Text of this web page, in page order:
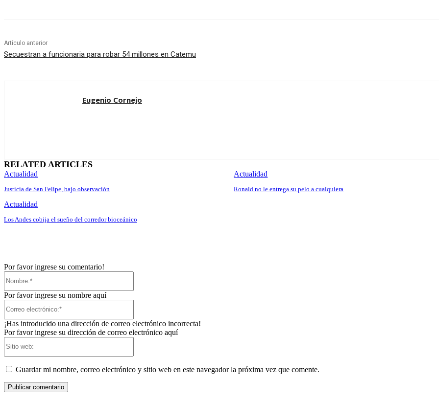
Artículo anterior
Secuestran a funcionaria para robar 54 millones en Catemu
Eugenio Cornejo
RELATED ARTICLES
Actualidad
Justicia de San Felipe, bajo observación
Actualidad
Ronald no le entrega su pelo a cualquiera
Actualidad
Los Andes cobija el sueño del corredor bioceánico
Por favor ingrese su comentario!
Por favor ingrese su nombre aquí
¡Has introducido una dirección de correo electrónico incorrecta!
Por favor ingrese su dirección de correo electrónico aquí
Guardar mi nombre, correo electrónico y sitio web en este navegador la próxima vez que comente.